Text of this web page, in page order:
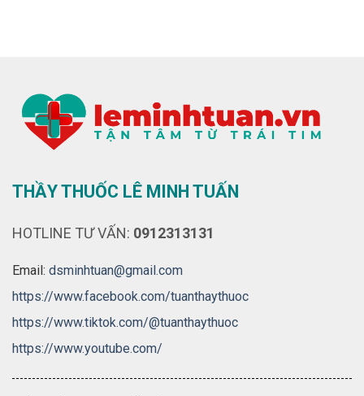
THẦY THUỐC LÊ MINH TUẤN
HOTLINE TƯ VẤN: 0912313131
Email: dsminhtuan@gmail.com
https://www.facebook.com/tuanthaythuoc
https://www.tiktok.com/@tuanthaythuoc
https://www.youtube.com/